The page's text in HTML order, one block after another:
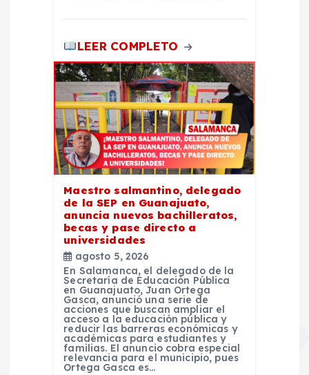
LEER COMPLETO
Maestro salmantino, delegado
de la SEP en Guanajuato,
anuncia nuevos bachilleratos,
becas y pase directo a
universidades
agosto 5, 2026
En Salamanca, el delegado de la
Secretaría de Educación Pública
en Guanajuato, Juan Ortega
Gasca, anunció una serie de
acciones que buscan ampliar el
acceso a la educación pública y
reducir las barreras económicas y
académicas para estudiantes y
familias. El anuncio cobra especial
relevancia para el municipio, pues
Ortega Gasca es…